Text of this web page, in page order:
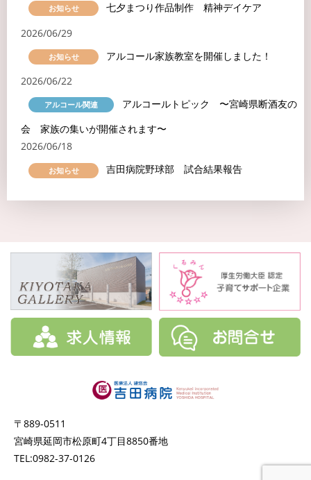
お知らせ
七夕まつり作品制作 精神デイケア
2026/06/29
お知らせ
アルコール家族教室を開催しました！
2026/06/22
アルコール関連
アルコールトピック 〜宮崎県断酒友の
会 家族の集いが開催されます〜
2026/06/18
お知らせ 吉田病院野球部 試合結果報告
〒889-0511
宮崎県延岡市松原町4丁目8850番地
TEL:0982-37-0126